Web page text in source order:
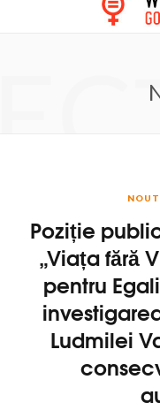
Poziție
„Viața fără
pentru
Ludmilei